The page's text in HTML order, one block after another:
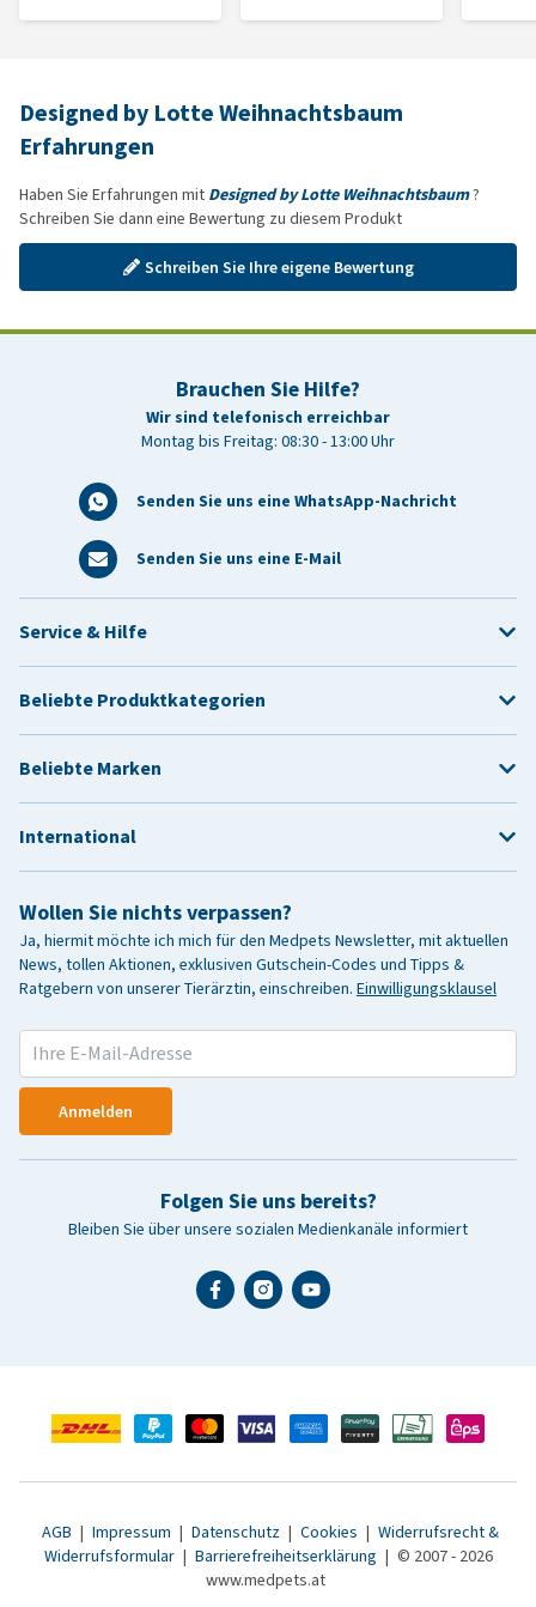
Designed by Lotte Weihnachtsbaum
Erfahrungen
Haben Sie Erfahrungen mit Designed by Lotte Weihnachtsbaum?
Schreiben Sie dann eine Bewertung zu diesem Produkt
Schreiben Sie Ihre eigene Bewertung
Brauchen Sie Hilfe?
Wir sind telefonisch erreichbar
Montag bis Freitag: 08:30 - 13:00 Uhr
Senden Sie uns eine WhatsApp-Nachricht
Senden Sie uns eine E-Mail
Wollen Sie nichts verpassen?
Ja, hiermit möchte ich mich für den Medpets Newsletter, mit aktuellen
News, tollen Aktionen, exklusiven Gutschein-Codes und Tipps &
Ratgebern von unserer Tierärztin, einschreiben. Einwilligungsklausel
Anmelden
Folgen Sie uns bereits?
Bleiben Sie über unsere sozialen Medienkanäle informiert
Service & Hilfe
Beliebte Produktkategorien
Beliebte Marken
International
AGB | Impressum | Datenschutz | Cookies | Widerrufsrecht &
Widerrufsformular | Barrierefreiheitserklärung | © 2007 - 2026
www.medpets.at